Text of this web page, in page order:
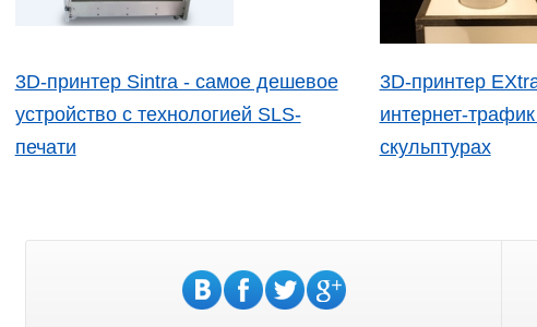
3D-принтер Sintra - самое дешевое
устройство с технологией SLS-
печати
3D-принтер
интернет-
скульптурах